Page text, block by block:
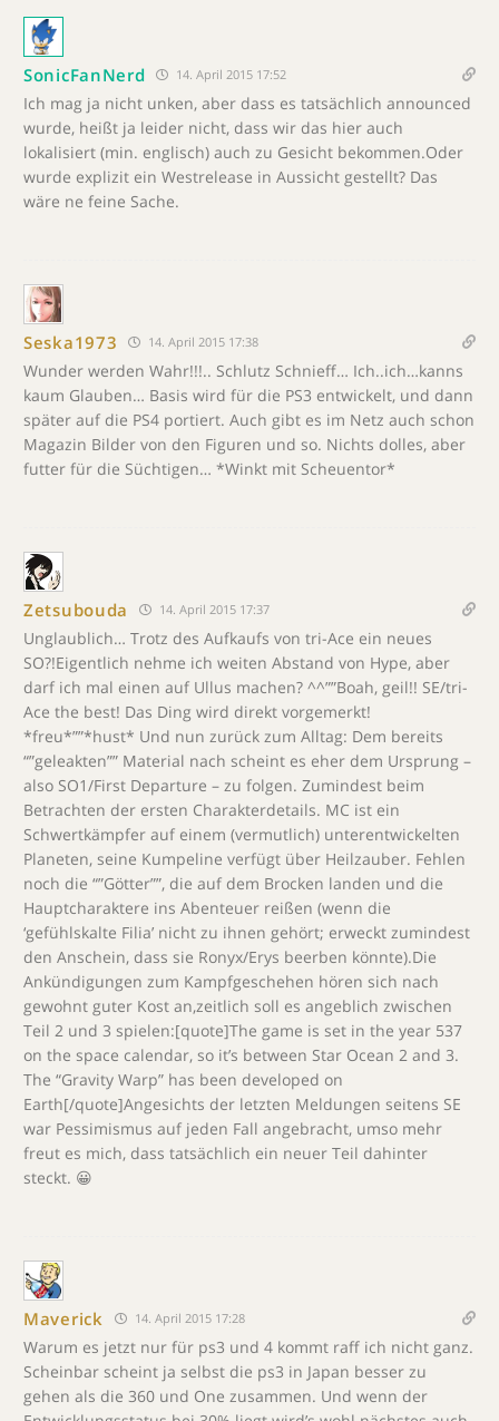
SonicFanNerd 14. April 2015 17:52
Ich mag ja nicht unken, aber dass es tatsächlich announced
wurde, heißt ja leider nicht, dass wir das hier auch
lokalisiert (min. englisch) auch zu Gesicht bekommen.Oder
wurde explizit ein Westrelease in Aussicht gestellt? Das
wäre ne feine Sache.
Seska1973 14. April 2015 17:38
Wunder werden Wahr!!!.. Schlutz Schnieff… Ich..ich…kanns
kaum Glauben… Basis wird für die PS3 entwickelt, und dann
später auf die PS4 portiert. Auch gibt es im Netz auch schon
Magazin Bilder von den Figuren und so. Nichts dolles, aber
futter für die Süchtigen… *Winkt mit Scheuentor*
Zetsubouda 14. April 2015 17:37
Unglaublich… Trotz des Aufkaufs von tri-Ace ein neues
SO?!Eigentlich nehme ich weiten Abstand von Hype, aber
darf ich mal einen auf Ullus machen? ^^””Boah, geil!! SE/tri-
Ace the best! Das Ding wird direkt vorgemerkt!
*freu*””*hust* Und nun zurück zum Alltag: Dem bereits
“”geleakten”” Material nach scheint es eher dem Ursprung –
also SO1/First Departure – zu folgen. Zumindest beim
Betrachten der ersten Charakterdetails. MC ist ein
Schwertkämpfer auf einem (vermutlich) unterentwickelten
Planeten, seine Kumpeline verfügt über Heilzauber. Fehlen
noch die “”Götter””, die auf dem Brocken landen und die
Hauptcharaktere ins Abenteuer reißen (wenn die
‘gefühlskalte Filia’ nicht zu ihnen gehört; erweckt zumindest
den Anschein, dass sie Ronyx/Erys beerben könnte).Die
Ankündigungen zum Kampfgeschehen hören sich nach
gewohnt guter Kost an,zeitlich soll es angeblich zwischen
Teil 2 und 3 spielen:[quote]The game is set in the year 537
on the space calendar, so it’s between Star Ocean 2 and 3.
The “Gravity Warp” has been developed on
Earth[/quote]Angesichts der letzten Meldungen seitens SE
war Pessimismus auf jeden Fall angebracht, umso mehr
freut es mich, dass tatsächlich ein neuer Teil dahinter
steckt. 😀
Maverick 14. April 2015 17:28
Warum es jetzt nur für ps3 und 4 kommt raff ich nicht ganz.
Scheinbar scheint ja selbst die ps3 in Japan besser zu
gehen als die 360 und One zusammen. Und wenn der